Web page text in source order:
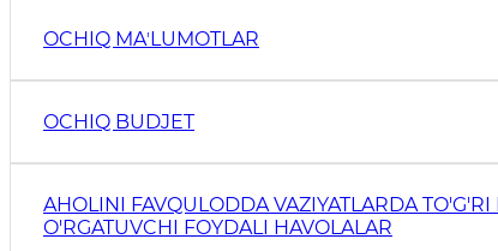
OCHIQ MAʼLUMOTLAR
OCHIQ BUDJET
AHOLINI FAVQULODDA VAZIYATLARDA
O'RGATUVCHI FOYDALI HAVOLALAR